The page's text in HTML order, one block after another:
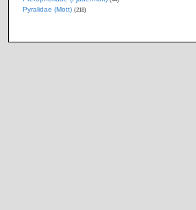
Pyralidae (Mott) (218)